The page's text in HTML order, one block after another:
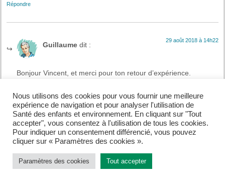
Répondre
Guillaume dit :
29 août 2018 à 14h22
Bonjour Vincent, et merci pour ton retour d’expérience.
aux (jeunes) enfants, je crois qu’il y aura pas mal de lecteurs
qui seront preneurs 🙂
Répondre
Laisser un commentaire
Nous utilisons des cookies pour vous fournir une meilleure
expérience de navigation et pour analyser l'utilisation de
Santé des enfants et environnement. En cliquant sur "Tout
accepter", vous consentez à l'utilisation de tous les cookies.
Pour indiquer un consentement différencié, vous pouvez
cliquer sur « Paramètres des cookies ».
Paramètres des cookies Tout accepter